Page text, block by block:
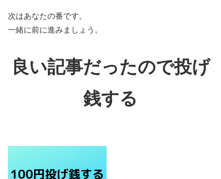
次はあなたの番です。
一緒に前に進みましょう。
良い記事だったので投げ
銭する